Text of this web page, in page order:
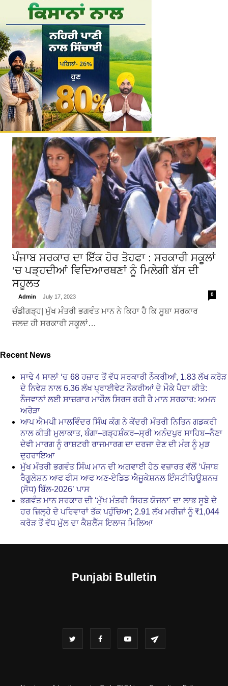
ਪੰਜਾਬ ਸਰਕਾਰ ਦਾ ਇੱਕ ਹੋਰ ਤੋਹਫਾ : ਸਰਕਾਰੀ ਸਕੂਲਾਂ
‘ਚ ਪੜ੍ਹਦੀਆਂ ਵਿਦਿਆਰਥਣਾਂ ਨੂੰ ਮਿਲੇਗੀ ਬੱਸ ਦੀ
ਸਹੂਲਤ
Admin July 17, 2023 0
ਚੰਡੀਗੜ੍ਹ| ਮੁੱਖ ਮੰਤਰੀ ਭਗਵੰਤ ਮਾਨ ਨੇ ਕਿਹਾ ਹੈ ਕਿ ਸੂਬਾ ਸਰਕਾਰ
ਜਲਦ ਹੀ ਸਰਕਾਰੀ ਸਕੂਲਾਂ…
Recent News
ਸਾਢੇ 4 ਸਾਲਾਂ ‘ਚ 68 ਹਜ਼ਾਰ ਤੋਂ ਵੱਧ ਸਰਕਾਰੀ ਨੌਕਰੀਆਂ, 1.83 ਲੱਖ ਕਰੋੜ
ਦੇ ਨਿਵੇਸ਼ ਨਾਲ 6.36 ਲੱਖ ਪ੍ਰਾਈਵੇਟ ਨੌਕਰੀਆਂ ਦੇ ਮੌਕੇ ਪੈਦਾ ਕੀਤੇ:
ਨੌਜਵਾਨਾਂ ਲਈ ਸਾਜ਼ਗਾਰ ਮਾਹੌਲ ਸਿਰਜ ਰਹੀ ਹੈ ਮਾਨ ਸਰਕਾਰ: ਅਮਨ
ਅਰੋੜਾ
ਆਪ ਐਮਪੀ ਮਾਲਵਿੰਦਰ ਸਿੰਘ ਕੰਗ ਨੇ ਕੇਂਦਰੀ ਮੰਤਰੀ ਨਿਤਿਨ ਗਡਕਰੀ
ਨਾਲ ਕੀਤੀ ਮੁਲਾਕਾਤ, ਬੰਗਾ–ਗੜ੍ਹਸ਼ੰਕਰ–ਸ੍ਰੀ ਅਨੰਦਪੁਰ ਸਾਹਿਬ–ਨੈਣਾ
ਦੇਵੀ ਮਾਰਗ ਨੂੰ ਰਾਸ਼ਟਰੀ ਰਾਜਮਾਰਗ ਦਾ ਦਰਜਾ ਦੇਣ ਦੀ ਮੰਗ ਨੂੰ ਮੁੜ
ਦੁਹਰਾਇਆ
ਮੁੱਖ ਮੰਤਰੀ ਭਗਵੰਤ ਸਿੰਘ ਮਾਨ ਦੀ ਅਗਵਾਈ ਹੇਠ ਵਜ਼ਾਰਤ ਵੱਲੋਂ ‘ਪੰਜਾਬ
ਰੈਗੂਲੇਸ਼ਨ ਆਫ ਫੀਸ ਆਫ ਅਣ-ਏਡਿਡ ਐਜੂਕੇਸ਼ਨਲ ਇੰਸਟੀਚਿਊਸ਼ਨਜ਼
(ਸੋਧ) ਬਿੱਲ-2026’ ਪਾਸ
ਭਗਵੰਤ ਮਾਨ ਸਰਕਾਰ ਦੀ ‘ਮੁੱਖ ਮੰਤਰੀ ਸਿਹਤ ਯੋਜਨਾ’ ਦਾ ਲਾਭ ਸੂਬੇ ਦੇ
ਹਰ ਜ਼ਿਲ੍ਹੇ ਦੇ ਪਰਿਵਾਰਾਂ ਤੱਕ ਪਹੁੰਚਿਆ; 2.91 ਲੱਖ ਮਰੀਜ਼ਾਂ ਨੂੰ ₹1,044
ਕਰੋੜ ਤੋਂ ਵੱਧ ਮੁੱਲ ਦਾ ਕੈਸ਼ਲੈੱਸ ਇਲਾਜ ਮਿਲਿਆ
Punjabi Bulletin